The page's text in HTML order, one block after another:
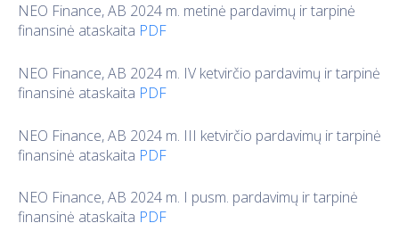
NEO Finance, AB 2024 m. metinė pardavimų ir tarpinė
finansinė ataskaita PDF
NEO Finance, AB 2024 m. IV ketvirčio pardavimų ir tarpinė
finansinė ataskaita PDF
NEO Finance, AB 2024 m. III ketvirčio pardavimų ir tarpinė
finansinė ataskaita PDF
NEO Finance, AB 2024 m. I pusm. pardavimų ir tarpinė
finansinė ataskaita PDF